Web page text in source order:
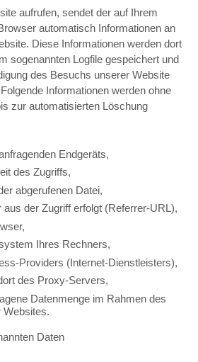
aufrufen, sendet der auf Ihrem
automatisch Informationen an
Diese Informationen werden dort
sogenannten Logfile gespeichert und
des Besuchs unserer Website
Informationen werden ohne
zur automatisierten Löschung
Endgeräts,
des Zugriffs,
abgerufenen Datei,
aus der Zugriff erfolgt (Referrer-URL),
Ihres Rechners,
Providers (Internet-Dienstleisters),
des Proxy-Servers,
Datenmenge im Rahmen des
Websites.
Daten